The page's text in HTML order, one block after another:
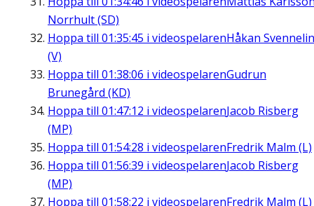
Norrhult (SD)
Hoppa till 01:35:45 i videospelarenHåkan
(V)
Hoppa till 01:38:06 i videospelarenGudrun
Brunegård (KD)
Hoppa till 01:47:12 i videospelarenJacob Risberg
(MP)
Hoppa till 01:54:28 i videospelarenFredrik Malm (L)
Hoppa till 01:56:39 i videospelarenJacob Risberg
(MP)
Hoppa till 01:58:22 i videospelarenFredrik Malm (L)